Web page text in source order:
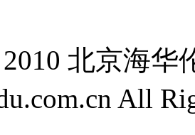
北京海
All